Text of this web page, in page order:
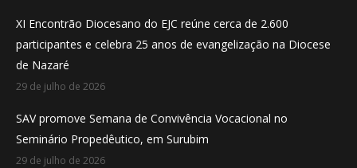
XI Encontrão Diocesano do EJC reúne cerca de 2.600
participantes e celebra 25 anos de evangelização na Diocese
de Nazaré
29 de julho de 2026
SAV promove Semana de Convivência Vocacional no
Seminário Propedêutico, em Surubim
29 de julho de 2026